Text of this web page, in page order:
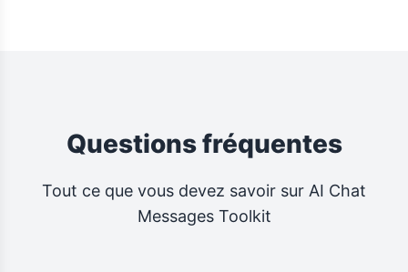
Questions fréquentes
Tout ce que vous devez savoir sur AI Chat
Messages Toolkit